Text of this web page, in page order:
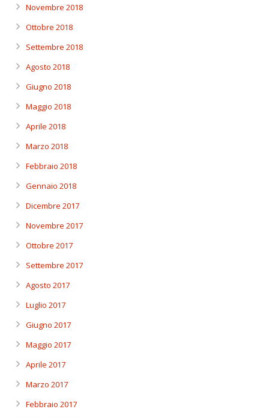
Novembre 2018
Ottobre 2018
Settembre 2018
Agosto 2018
Giugno 2018
Maggio 2018
Aprile 2018
Marzo 2018
Febbraio 2018
Gennaio 2018
Dicembre 2017
Novembre 2017
Ottobre 2017
Settembre 2017
Agosto 2017
Luglio 2017
Giugno 2017
Maggio 2017
Aprile 2017
Marzo 2017
Febbraio 2017